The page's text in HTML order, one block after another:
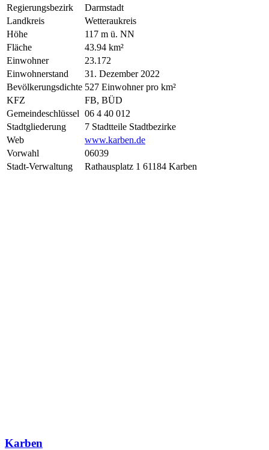
Regierungsbezirk
Darmstadt
Landkreis
Wetteraukreis
Höhe
117 m ü. NN
Fläche
43.94 km²
Einwohner
23.172
Einwohnerstand
31. Dezember 2022
Bevölkerungsdichte 527 Einwohner pro km²
KFZ
FB, BÜD
Gemeindeschlüssel 06 4 40 012
Stadtgliederung
7 Stadtteile Stadtbezirke
Web
www.karben.de
Vorwahl
06039
Stadt-Verwaltung
Rathausplatz 1 61184 Karben
Karben